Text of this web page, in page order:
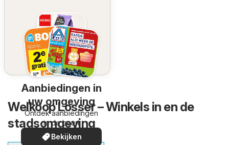
Aanbiedingen in
uw omgeving
Ontdek aanbiedingen
in de buurt
Bekijken
Welkoop Losser – Winkels in en de
stadsomgeving